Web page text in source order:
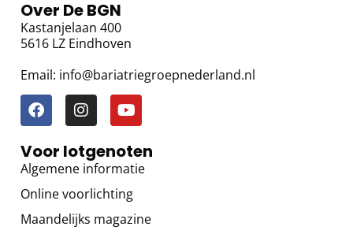
Over De BGN
Kastanjelaan 400
5616 LZ Eindhoven
Email: info@bariatriegroepnederland.nl
Voor lotgenoten
Algemene informatie
Online voorlichting
Maandelijks magazine